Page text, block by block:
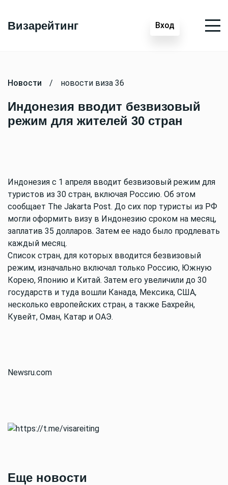
Визарейтинг Вход
Новости / новости виза 36
Индонезия вводит безвизовый
режим для жителей 30 стран
Индонезия с 1 апреля вводит безвизовый режим для
туристов из 30 стран, включая Россию. Об этом
сообщает The Jakarta Post. До сих пор туристы из РФ
могли оформить визу в Индонезию сроком на месяц,
заплатив 35 долларов. Затем ее надо было продлевать
каждый месяц.
Список стран, для которых вводится безвизовый
режим, изначально включал только Россию, Южную
Корею, Японию и Китай. Затем его увеличили до 30
государств и туда вошли Канада, Мексика, США,
несколько европейских стран, а также Бахрейн,
Кувейт, Оман, Катар и ОАЭ.
Newsru.com
Еще новости